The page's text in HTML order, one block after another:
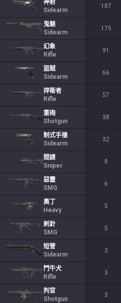
神射
Sidearm
187
鬼魅
Sidearm
175
幻象
Rifle
91
盜賊
Sidearm
66
捍衛者
Rifle
57
重砲
Shotgun
38
制式手槍
Sidearm
32
間諜
Sniper
8
惡靈
SMG
6
奧丁
Heavy
5
刺針
SMG
5
短管
Sidearm
3
鬥牛犬
Rifle
3
判官
Shotgun
3